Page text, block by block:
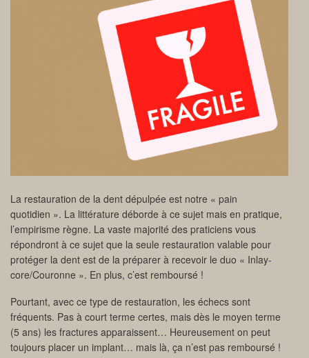
La restauration de la dent dépulpée est notre « pain
quotidien ». La littérature déborde à ce sujet mais en pratique,
l’empirisme règne. La vaste majorité des praticiens vous
répondront à ce sujet que la seule restauration valable pour
protéger la dent est de la préparer à recevoir le duo « Inlay-
core/Couronne ». En plus, c’est remboursé !
Pourtant, avec ce type de restauration, les échecs sont
fréquents. Pas à court terme certes, mais dès le moyen terme
(5 ans) les fractures apparaissent… Heureusement on peut
toujours placer un implant… mais là, ça n’est pas remboursé !